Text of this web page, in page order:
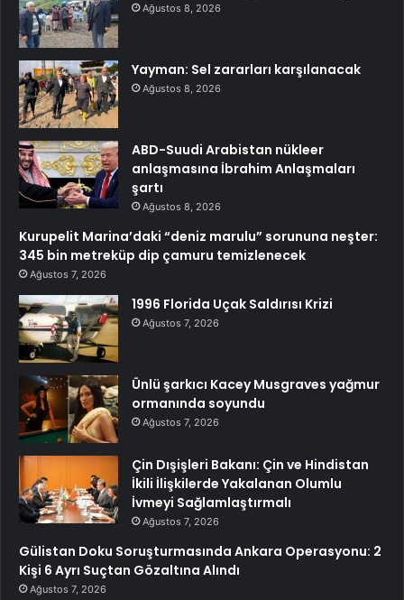
Ağustos 8, 2026
Yayman: Sel zararları karşılanacak
Ağustos 8, 2026
ABD-Suudi Arabistan nükleer
anlaşmasına İbrahim Anlaşmaları
şartı
Ağustos 8, 2026
Kurupelit Marina’daki “deniz marulu” sorununa neşter:
345 bin metreküp dip çamuru temizlenecek
Ağustos 7, 2026
1996 Florida Uçak Saldırısı Krizi
Ağustos 7, 2026
Ünlü şarkıcı Kacey Musgraves yağmur
ormanında soyundu
Ağustos 7, 2026
Çin Dışişleri Bakanı: Çin ve Hindistan
İkili İlişkilerde Yakalanan Olumlu
İvmeyi Sağlamlaştırmalı
Ağustos 7, 2026
Gülistan Doku Soruşturmasında Ankara Operasyonu: 2
Kişi 6 Ayrı Suçtan Gözaltına Alındı
Ağustos 7, 2026